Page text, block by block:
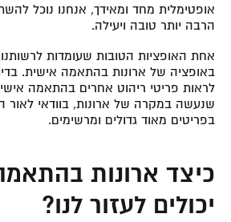
אופטימלית מחד ומאידך, אנחנו נוכל
הרבה יותר טובה ויעילה.
אחת האופציות הטובות שעומדות
באופציה של ארונות בהתאמה אישית.
לראות פריטי ריהוט אחרים בהתאמה
שנעשה במקרה של ארונות, בוודאי לאור
בפריטים מאוד גדולים ומרשימים.
כיצד ארונות
יכולים לעזור לנו?